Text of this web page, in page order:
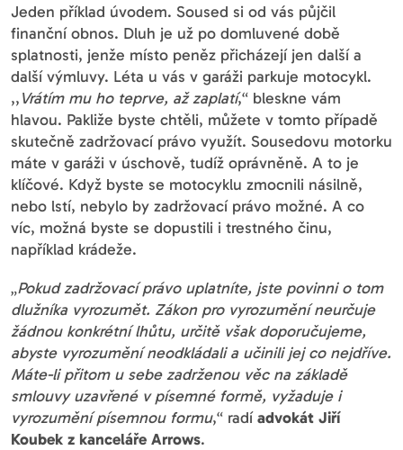
Jeden příklad úvodem. Soused si od vás půjčil
finanční obnos. Dluh je už po domluvené době
splatnosti, jenže místo peněz přicházejí jen další a
další výmluvy. Léta u vás v garáži parkuje motocykl.
,,Vrátím mu ho teprve, až zaplatí,“ bleskne vám
hlavou. Pakliže byste chtěli, můžete v tomto případě
skutečně zadržovací právo využít. Sousedovu motorku
máte v garáži v úschově, tudíž oprávněně. A to je
klíčové. Když byste se motocyklu zmocnili násilně,
nebo lstí, nebylo by zadržovací právo možné. A co
víc, možná byste se dopustili i trestného činu,
například krádeže.
„Pokud zadržovací právo uplatníte, jste povinni o tom
dlužníka vyrozumět. Zákon pro vyrozumění neurčuje
žádnou konkrétní lhůtu, určitě však doporučujeme,
abyste vyrozumění neodkládali a učinili jej co nejdříve.
Máte-li přitom u sebe zadrženou věc na základě
smlouvy uzavřené v písemné formě, vyžaduje i
vyrozumění písemnou formu,“ radíadvokát Jiří
Koubek z kanceláře Arrows.